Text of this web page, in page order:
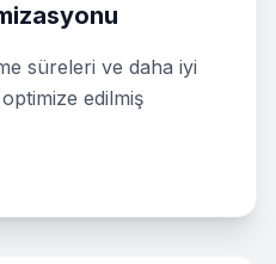
süreleri ve daha iyi
edilmiş